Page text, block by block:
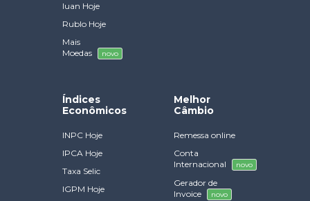
Iuan Hoje
Rublo Hoje
Mais
Moedas
novo
Índices
Econômicos
INPC Hoje
IPCA Hoje
Taxa Selic
IGPM Hoje
Melhor
Câmbio
Remessa online
Conta
Internacional
novo
Gerador de
Invoice
novo